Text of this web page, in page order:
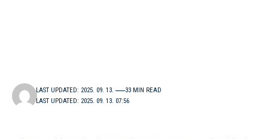
LAST UPDATED: 2025. 09. 13. 07:56
LAST UPDATED: 2025. 09. 13. 33 MIN READ